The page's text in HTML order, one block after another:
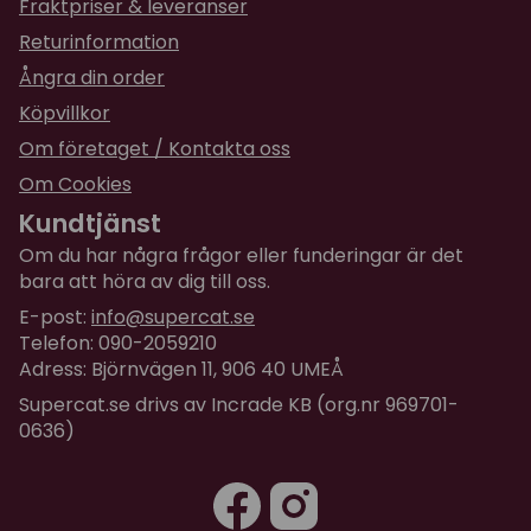
kattgodis eller torrfoderpellets upp till 9 mm i
diameter. Leksaken rymmer cirka 60 g godsaker,
beroende på typ.
Fraktpriser & leveranser
Returinformation
Ångra din order
Köpvillkor
Om företaget / Kontakta oss
Om Cookies
Kundtjänst
Om du har några frågor eller funderingar är det
bara att höra av dig till oss.
E-post: info@supercat.se
Telefon: 090-2059210
Adress: Björnvägen 11, 906 40 UMEÅ
Supercat.se drivs av Incrade KB (org.nr 969701-
0636)